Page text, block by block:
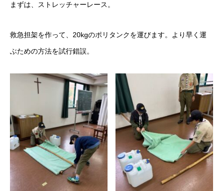
まずは、ストレッチャーレース。
救急担架を作って、20kgのポリタンクを運びます。より早く運
ぶための方法を試行錯誤。